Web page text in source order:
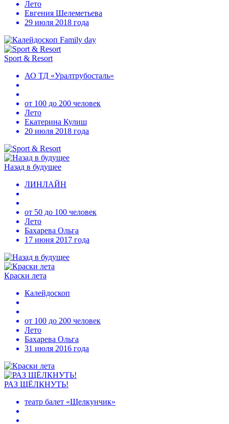
Лето
Евгения Шелеметьева
29 июля 2018 года
Sport & Resort
АО ТД «Уралтрубосталь»
от 100 до 200 человек
Лето
Екатерина Кулиш
20 июля 2018 года
Назад в будущее
ЛИНЛАЙН
от 50 до 100 человек
Лето
Бахарева Ольга
17 июня 2017 года
Краски лета
Калейдоскоп
от 100 до 200 человек
Лето
Бахарева Ольга
31 июля 2016 года
РАЗ ЩЁЛКНУТЬ!
театр балет «Щелкунчик»